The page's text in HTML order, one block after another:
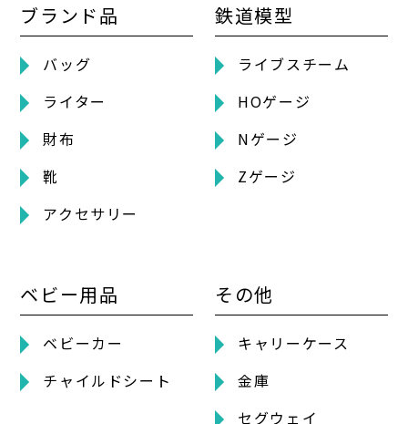
ブランド品
バッグ
ライター
財布
靴
アクセサリー
鉄道模型
ライブスチーム
HOゲージ
Nゲージ
Zゲージ
ベビー用品
ベビーカー
チャイルドシート
その他
キャリーケース
金庫
セグウェイ